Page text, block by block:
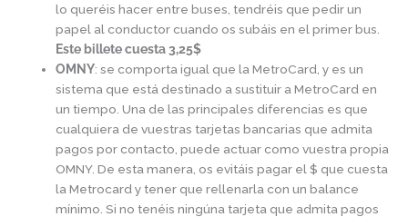
lo queréis hacer entre buses, tendréis que pedir un
papel al conductor cuando os subáis en el primer bus.
Este billete cuesta 3,25$
OMNY: se comporta igual que la MetroCard, y es un
sistema que está destinado a sustituir a MetroCard en
un tiempo. Una de las principales diferencias es que
cualquiera de vuestras tarjetas bancarias que admita
pagos por contacto, puede actuar como vuestra propia
OMNY. De esta manera, os evitáis pagar el $ que cuesta
la Metrocard y tener que rellenarla con un balance
mínimo. Si no tenéis ningúna tarjeta que admita pagos